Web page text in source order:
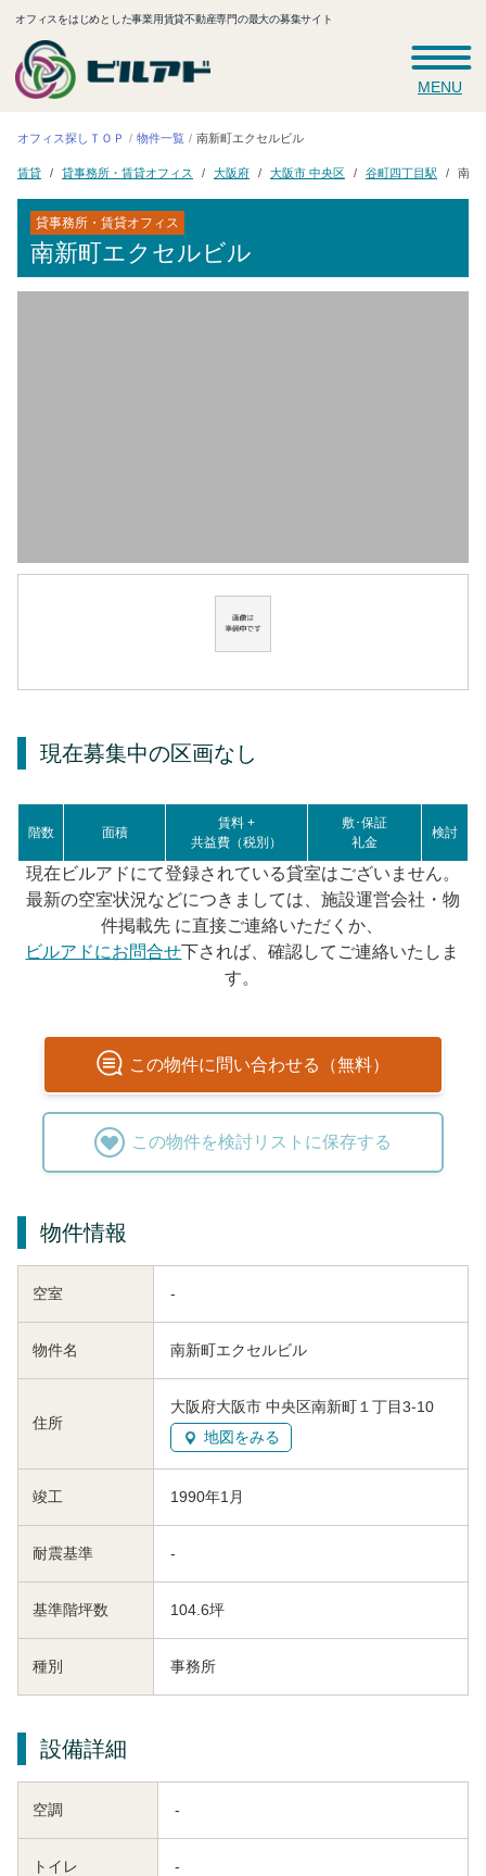
オフィスをはじめとした事業用賃貸不動産専門の最大の募集サイト
MENU
オフィス探しＴＯＰ 物件一覧 南新町エクセルビル
賃貸 貸事務所・賃貸オフィス 大阪府 大阪市 中央区 谷町四丁目駅 南新
貸事務所・賃貸オフィス
南新町エクセルビル
現在募集中の区画なし
階数 面積
賃料 +
共益費（税別）
敷･保証
礼金
検討
現在ビルアドにて登録されている貸室はございません。
最新の空室状況などにつきましては、施設運営会社・物
件掲載先 に直接ご連絡いただくか、
ビルアドにお問合せ下されば、確認してご連絡いたしま
す。
この物件に問い合わせる（無料）
この物件を検討リストに保存する
物件情報
空室 -
物件名 南新町エクセルビル
住所
大阪府大阪市 中央区南新町１丁目3-10
地図をみる
竣工 1990年1月
耐震基準 -
基準階坪数 104.6坪
種別 事務所
設備詳細
空調 -
トイレ -